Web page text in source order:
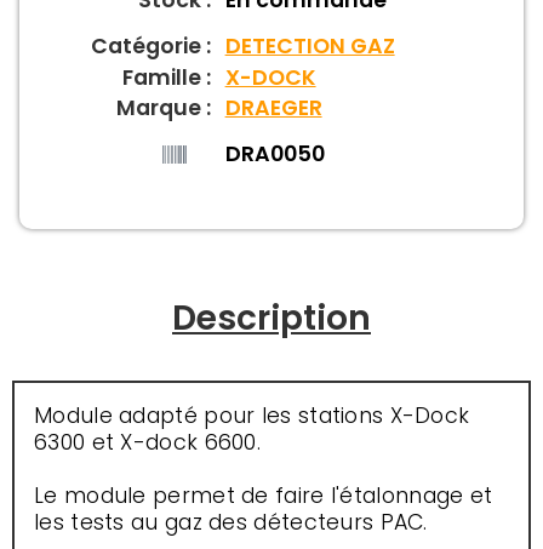
Catégorie : DETECTION GAZ
Famille : X-DOCK
Marque : DRAEGER
DRA0050
Description
Module adapté pour les stations X-Dock
6300 et X-dock 6600.
Le module permet de faire l'étalonnage et
les tests au gaz des détecteurs PAC.